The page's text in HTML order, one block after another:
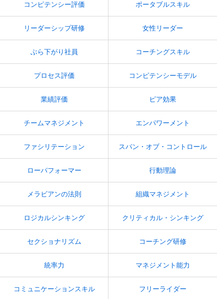
コンピテンシー評価 ポータブルスキル
リーダーシップ研修 女性リーダー
ぶら下がり社員 コーチングスキル
プロセス評価 コンピテンシーモデル
業績評価 ピア効果
チームマネジメント エンパワーメント
ファシリテーション スパン・オブ・コントロール
ローパフォーマー 行動理論
メラビアンの法則 組織マネジメント
ロジカルシンキング クリティカル・シンキング
セクショナリズム コーチング研修
統率力 マネジメント能力
コミュニケーションスキル フリーライダー